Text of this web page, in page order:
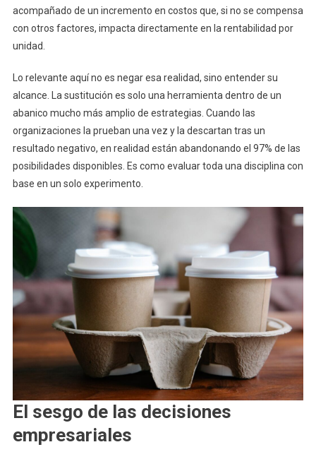
acompañado de un incremento en costos que, si no se compensa
con otros factores, impacta directamente en la rentabilidad por
unidad.
Lo relevante aquí no es negar esa realidad, sino entender su
alcance. La sustitución es solo una herramienta dentro de un
abanico mucho más amplio de estrategias. Cuando las
organizaciones la prueban una vez y la descartan tras un
resultado negativo, en realidad están abandonando el 97% de las
posibilidades disponibles. Es como evaluar toda una disciplina con
base en un solo experimento.
El sesgo de las decisiones
empresariales